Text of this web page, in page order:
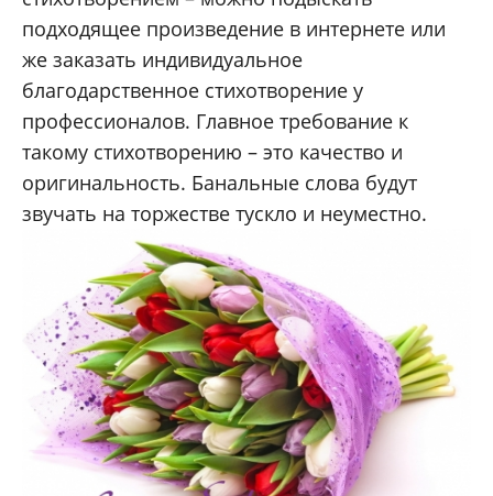
подходящее произведение в интернете или
же заказать индивидуальное
благодарственное стихотворение у
профессионалов. Главное требование к
такому стихотворению – это качество и
оригинальность. Банальные слова будут
звучать на торжестве тускло и неуместно.